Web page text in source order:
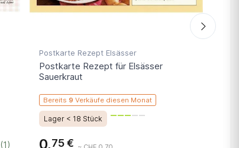
(1)
Postkarte Rezept Elsässer
Postkarte Rezept für Elsässer
Sauerkraut
Bereits 9 Verkäufe diesen Monat
Lager < 18 Stück
0,75 €